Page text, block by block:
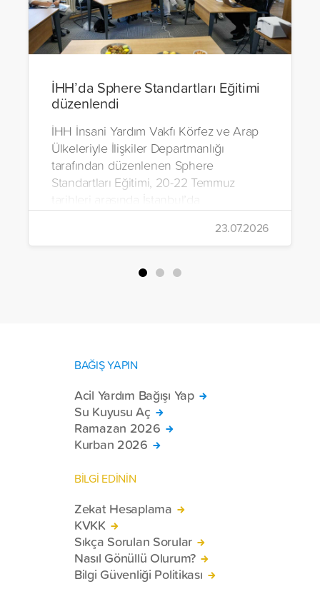
İHH’da Sphere Standartları Eğitimi
düzenlendi
İHH İnsani Yardım Vakfı Körfez ve Arap
Ülkeleriyle İlişkiler Departmanlığı
tarafından düzenlenen Sphere
Standartları Eğitimi, 20-22 Temmuz
gerçekleştirildi.
23.07.2026
BAĞIŞ YAPIN
Acil Yardım Bağışı Yap
Su Kuyusu Aç
Ramazan 2026
Kurban 2026
BİLGİ EDİNİN
Zekat Hesaplama
KVKK
Sıkça Sorulan Sorular
Nasıl Gönüllü Olurum?
Bilgi Güvenliği Politikası